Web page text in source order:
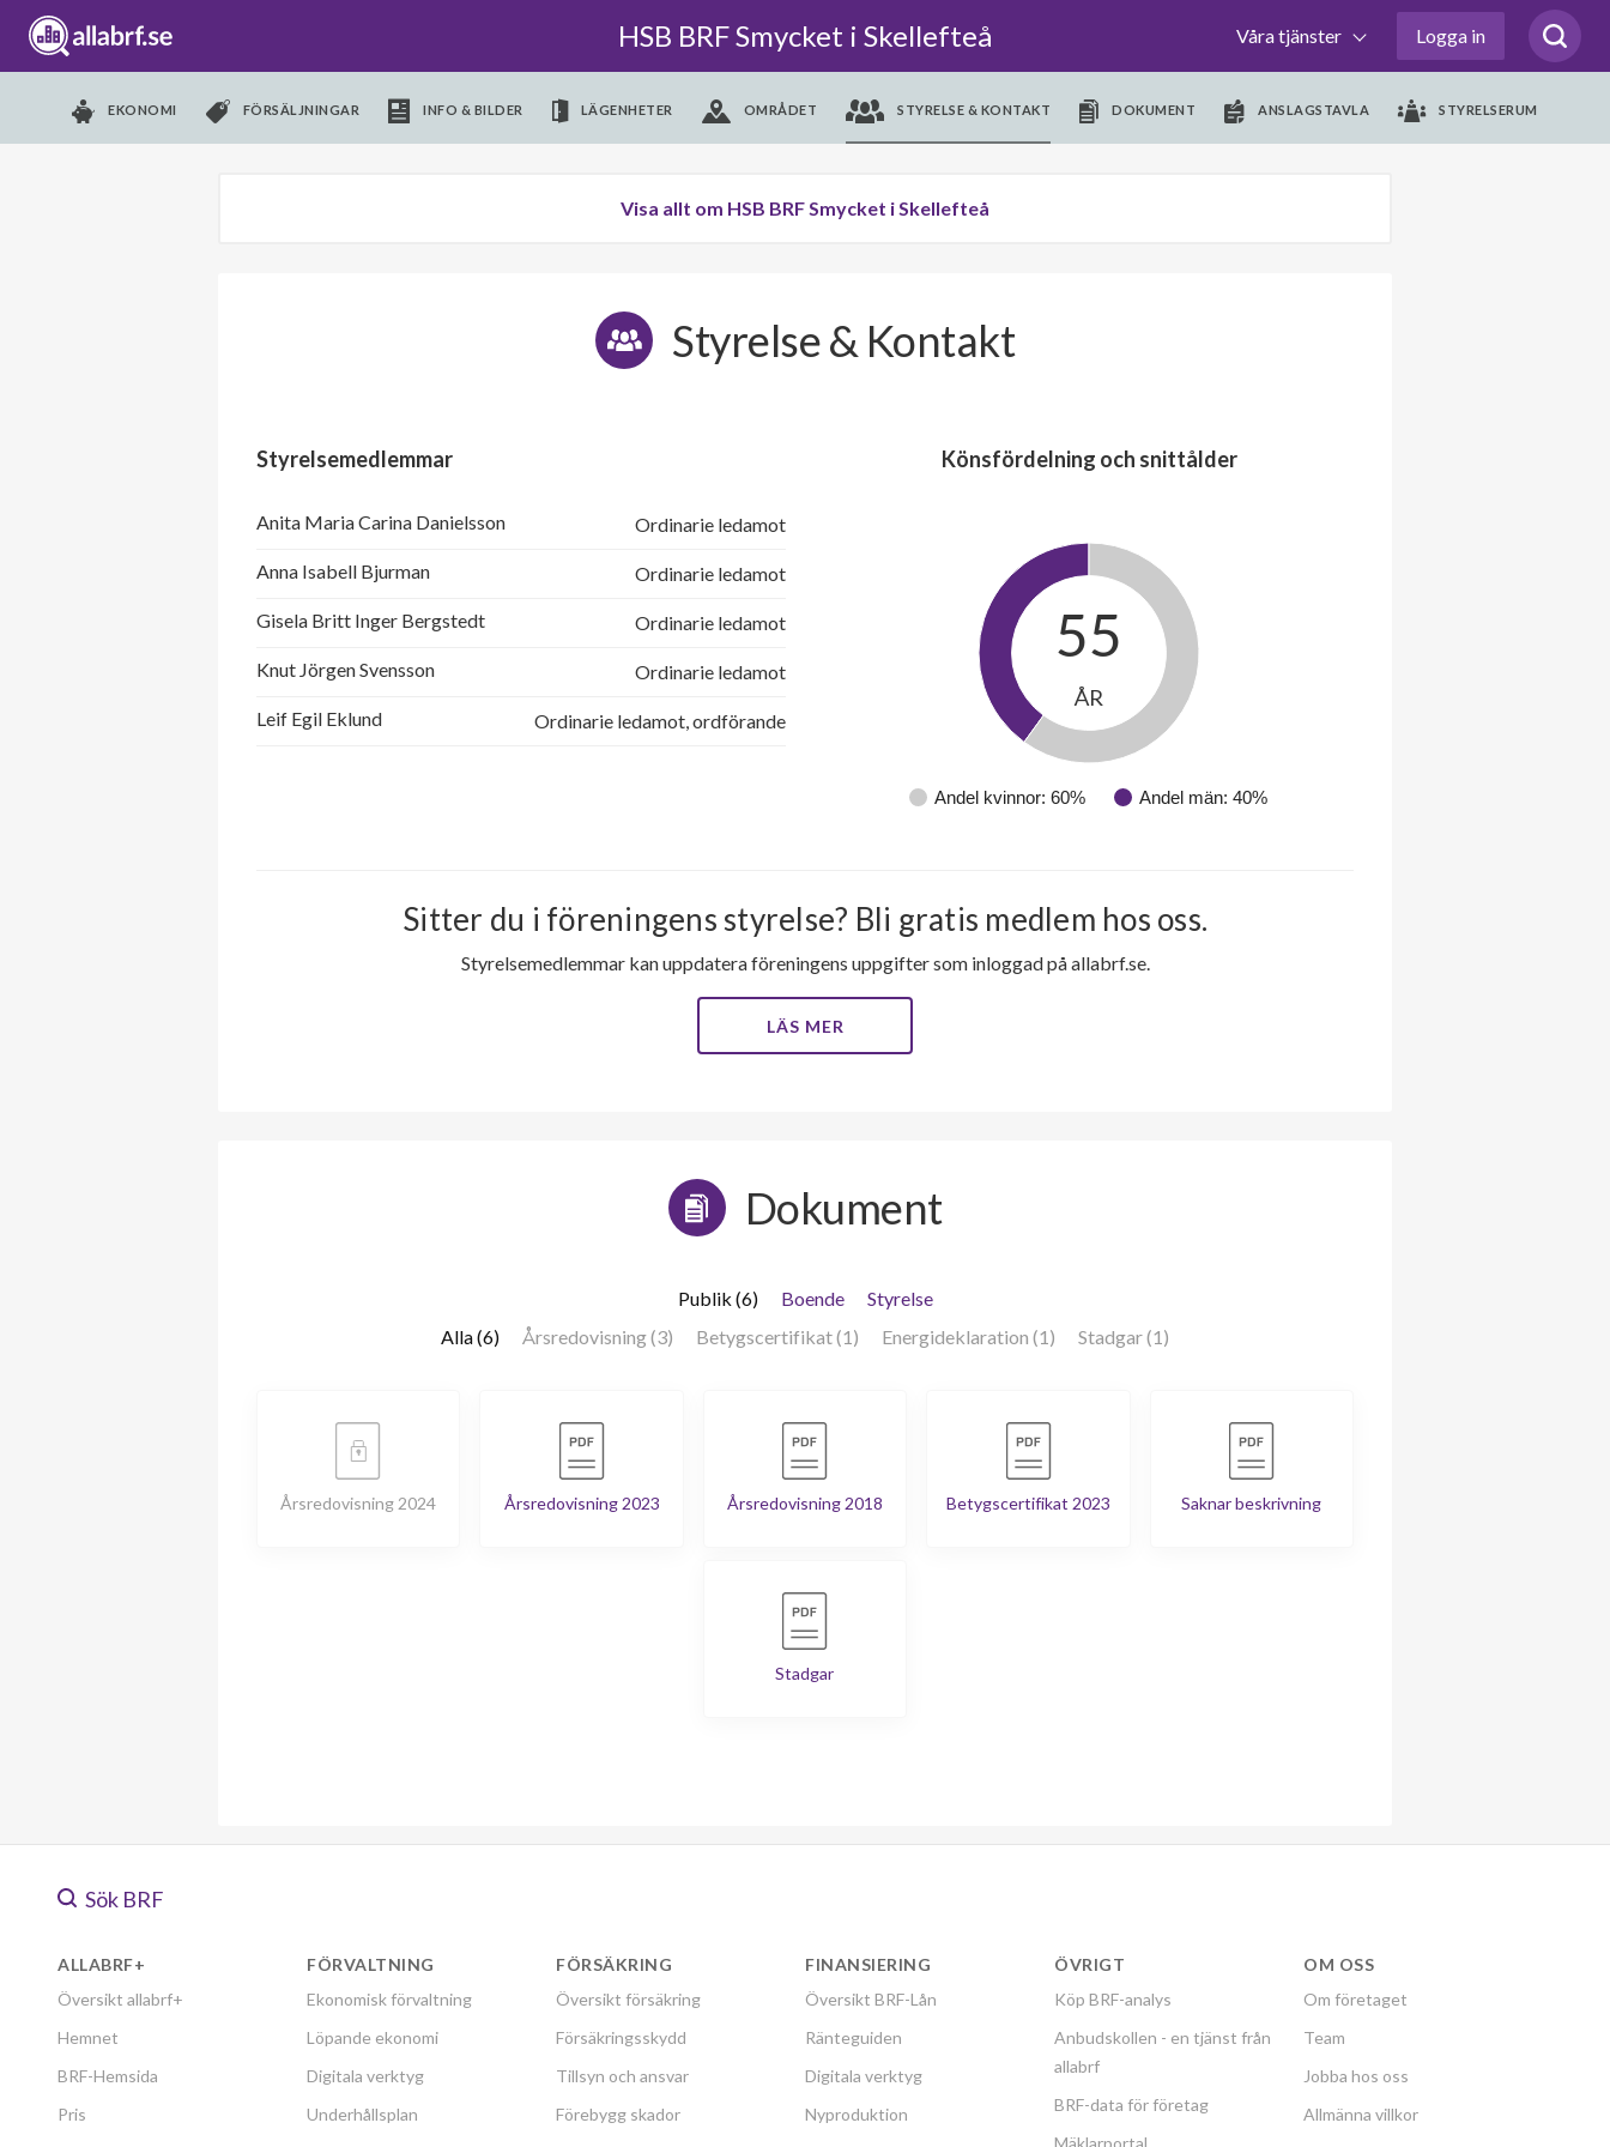
HSB BRF Smycket i Skellefteå Våra tjänster Logga in
EKONOMI FÖRSÄLJNINGAR INFO & BILDER LÄGENHETER OMRÅDET STYRELSE & KONTAKT DOKUMENT ANSLAGSTAVLA STYRELSERUM
Visa allt om HSB BRF Smycket i Skellefteå
Styrelse & Kontakt
Styrelsemedlemmar
Anita Maria Carina Danielsson Ordinarie ledamot
Anna Isabell Bjurman Ordinarie ledamot
Gisela Britt Inger Bergstedt Ordinarie ledamot
Knut Jörgen Svensson Ordinarie ledamot
Leif Egil Eklund Ordinarie ledamot, ordförande
Könsfördelning och snittålder
Andel kvinnor: 60% Andel män: 40%
55
ÅR
Sitter du i föreningens styrelse? Bli gratis medlem hos oss.
Styrelsemedlemmar kan uppdatera föreningens uppgifter som inloggad på allabrf.se.
LÄS MER
Dokument
Publik (6) Boende
Styrelse
Alla (6)
Årsredovisning (3) Betygscertifikat (1) Energideklaration (1) Stadgar (1)
Årsredovisning 2024 Årsredovisning 2023 Årsredovisning 2018 Betygscertifikat 2023 Saknar beskrivning
Stadgar
Sök BRF
ALLABRF+
Översikt allabrf+
Hemnet
BRF-Hemsida
Pris
FÖRVALTNING
Ekonomisk förvaltning
Löpande ekonomi
Digitala verktyg
Underhållsplan
FÖRSÄKRING
Översikt försäkring
Försäkringsskydd
Tillsyn och ansvar
Förebygg skador
FINANSIERING
Översikt BRF-Lån
Ränteguiden
Digitala verktyg
Nyproduktion
ÖVRIGT
Köp BRF-analys
Anbudskollen - en tjänst från
allabrf
BRF-data för företag
Mäklarportal
OM OSS
Om företaget
Team
Jobba hos oss
Allmänna villkor